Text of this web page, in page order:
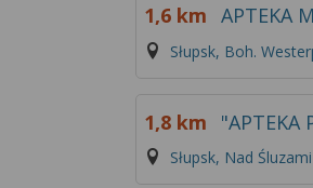
1,6 km APTEKA
Słupsk, Boh.
1,8 km "APTEKA
Słupsk, Nad